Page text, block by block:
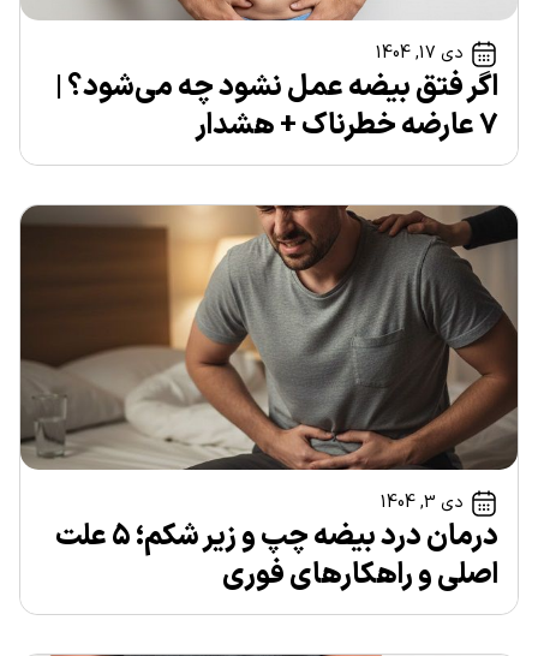
دی 17, 1404
اگر فتق بیضه عمل نشود چه می‌شود؟ |
۷ عارضه خطرناک + هشدار
دی 3, 1404
درمان درد بیضه چپ و زیر شکم؛ ۵ علت
اصلی و راهکارهای فوری